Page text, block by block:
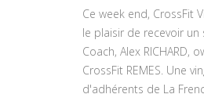
Ce week end, CrossFit
le plaisir de recevoir un
Coach, Alex RICHARD,
CrossFit REMES. Une
d'adhérents de La